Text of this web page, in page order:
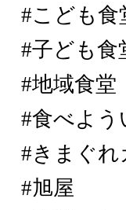
#こども食
#子ども食
#地域食堂
#食べよう
#きまぐれ
#旭屋